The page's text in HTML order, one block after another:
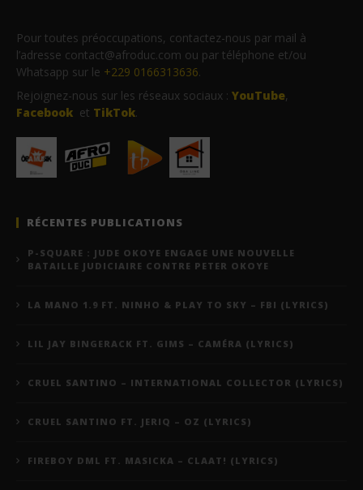
Pour toutes préoccupations, contactez-nous par mail à
l’adresse contact@afroduc.com ou par téléphone et/ou
Whatsapp sur le +229 0166313636.
Rejoignez-nous sur les réseaux sociaux : YouTube,
Facebook et TikTok.
RÉCENTES PUBLICATIONS
P-SQUARE : JUDE OKOYE ENGAGE UNE NOUVELLE
BATAILLE JUDICIAIRE CONTRE PETER OKOYE
LA MANO 1.9 FT. NINHO & PLAY TO SKY – FBI (LYRICS)
LIL JAY BINGERACK FT. GIMS – CAMÉRA (LYRICS)
CRUEL SANTINO – INTERNATIONAL COLLECTOR (LYRICS)
CRUEL SANTINO FT. JERIQ – OZ (LYRICS)
FIREBOY DML FT. MASICKA – CLAAT! (LYRICS)